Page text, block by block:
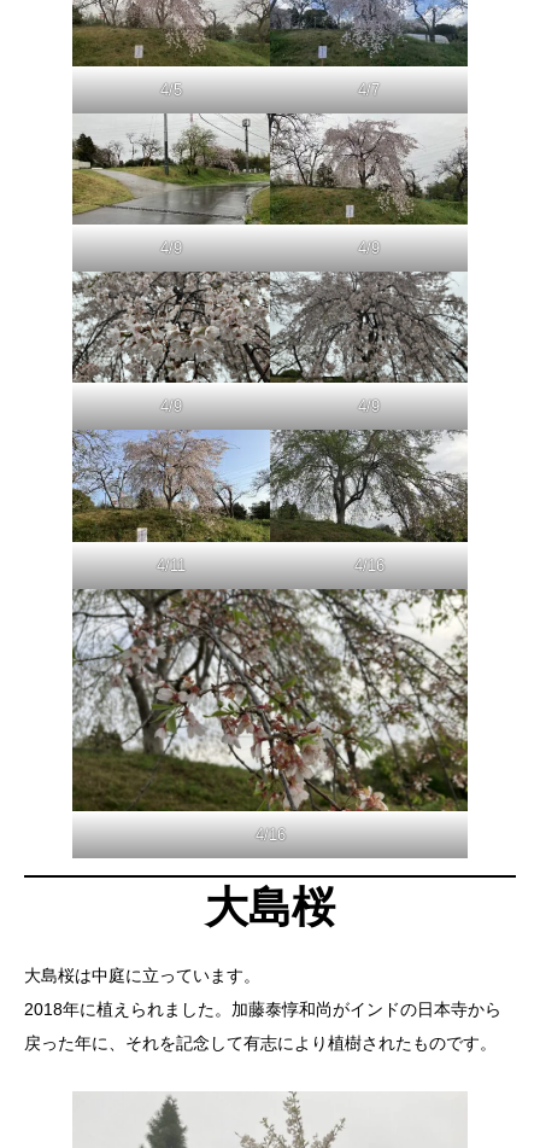
4/5 4/7
4/9 4/9
4/9 4/9
4/11 4/16
4/16
大島桜
大島桜は中庭に立っています。
2018年に植えられました。加藤泰惇和尚がインドの日本寺から
戻った年に、それを記念して有志により植樹されたものです。